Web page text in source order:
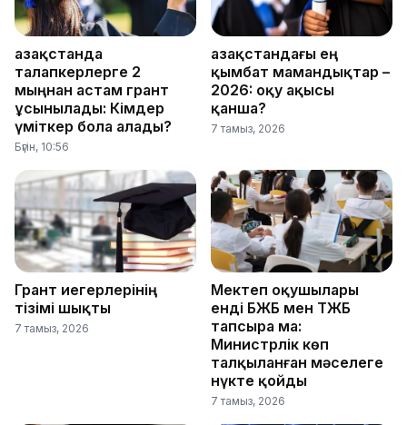
Қазақстанда
талапкерлерге 2
мыңнан астам грант
ұсынылады: Кімдер
үміткер бола алады?
Бүгін, 10:56
Қазақстандағы ең
қымбат мамандықтар –
2026: оқу ақысы
қанша?
7 тамыз, 2026
Грант иегерлерінің
тізімі шықты
7 тамыз, 2026
Мектеп оқушылары
енді БЖБ мен ТЖБ
тапсыра ма:
Министрлік көп
талқыланған мәселеге
нүкте қойды
7 тамыз, 2026